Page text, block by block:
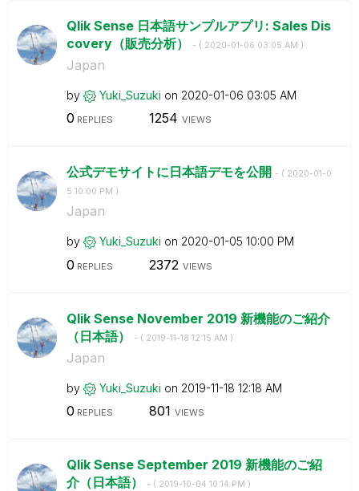
Qlik Sense 日本語サンプルアプリ: Sales Dis
covery（販売分析）
- ( ‎2020-01-06 03:05 AM )
Japan
by Yuki_Suzuki on ‎2020-01-06 03:05 AM
0 REPLIES 1254 VIEWS
公式デモサイトに日本語デモを公開 - ( ‎2020-01-0
5 10:00 PM )
Japan
by Yuki_Suzuki on ‎2020-01-05 10:00 PM
0 REPLIES 2372 VIEWS
Qlik Sense November 2019 新機能のご紹介
（日本語）
- ( ‎2019-11-18 12:15 AM )
Japan
by Yuki_Suzuki on ‎2019-11-18 12:18 AM
0 REPLIES 801 VIEWS
Qlik Sense September 2019 新機能のご紹
介（日本語）
- ( ‎2019-10-04 10:14 PM )